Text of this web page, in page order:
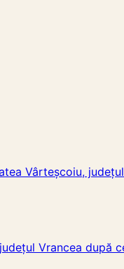
Vârteșcoiu,
Vrancea după